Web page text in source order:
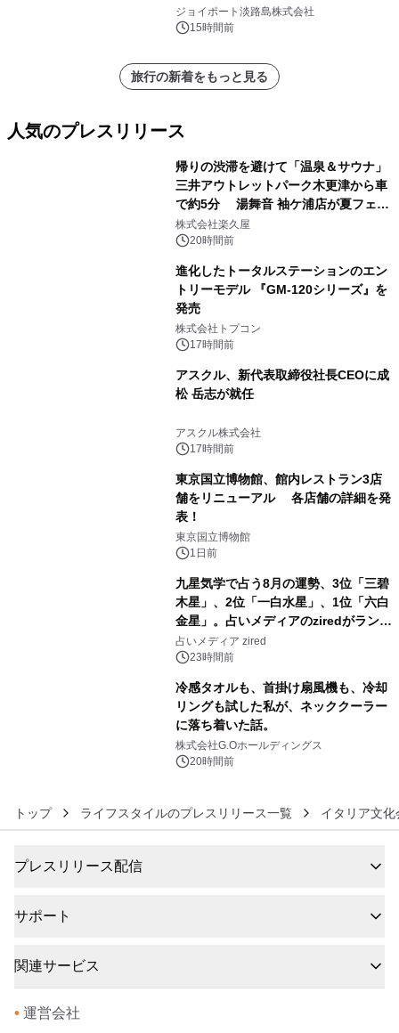
開始！
ジョイポート淡路島株式会社
15時間前
旅行の新着をもっと見る
人気のプレスリリース
帰りの渋滞を避けて「温泉＆サウナ」
三井アウトレットパーク木更津から車
で約5分 湯舞音 袖ケ浦店が夏フェア
メニューを提供
株式会社楽久屋
20時間前
進化したトータルステーションのエン
トリーモデル 『GM-120シリーズ』を
発売
株式会社トプコン
17時間前
アスクル、新代表取締役社長CEOに成
松 岳志が就任
アスクル株式会社
17時間前
東京国立博物館、館内レストラン3店
舗をリニューアル 各店舗の詳細を発
表！
東京国立博物館
1日前
九星気学で占う8月の運勢、3位「三碧
木星」、2位「一白水星」、1位「六白
金星」。占いメディアのziredがランキ
ングを発表
占いメディア zired
23時間前
冷感タオルも、首掛け扇風機も、冷却
リングも試した私が、ネッククーラー
に落ち着いた話。
株式会社G.Oホールディングス
20時間前
トップ ライフスタイルのプレスリリース一覧 イタリア文化
プレスリリース配信
サポート
関連サービス
• 運営会社